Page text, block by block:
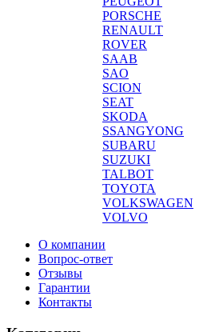
PORSCHE
RENAULT
ROVER
SAAB
SAO
SCION
SEAT
SKODA
SSANGYONG
SUBARU
SUZUKI
TALBOT
TOYOTA
VOLKSWAGEN
VOLVO
О компании
Вопрос-ответ
Отзывы
Гарантии
Контакты